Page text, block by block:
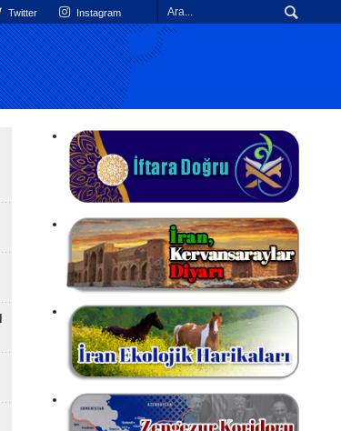
Twitter Instagram